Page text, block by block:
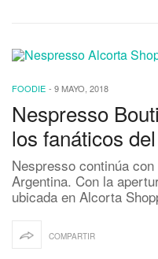
FOODIE - 9 MAYO, 2018
Nespresso
los fanáticos
Nespresso continúa
Argentina. Con la
ubicada en Alcorta
COMPARTIR